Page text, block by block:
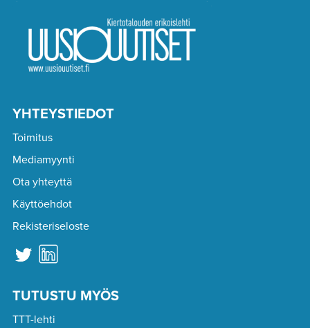
YHTEYSTIEDOT
Toimitus
Mediamyynti
Ota yhteyttä
Käyttöehdot
Rekisteriseloste
TUTUSTU MYÖS
TTT-lehti